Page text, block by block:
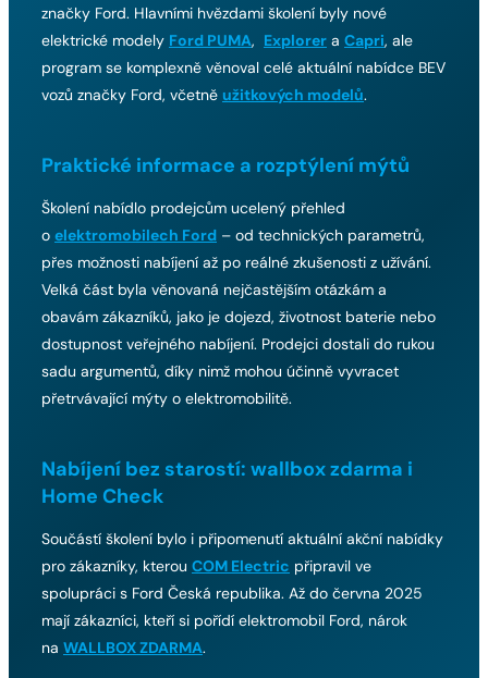
značky Ford. Hlavními hvězdami školení byly nové
elektrické modely Ford PUMA, Explorer a Capri, ale
program se komplexně věnoval celé aktuální nabídce BEV
vozů značky Ford, včetně užitkových modelů.
Praktické informace a rozptýlení mýtů
Školení nabídlo prodejcům ucelený přehled
o elektromobilech Ford – od technických parametrů,
přes možnosti nabíjení až po reálné zkušenosti z užívání.
Velká část byla věnovaná nejčastějším otázkám a
obavám zákazníků, jako je dojezd, životnost baterie nebo
dostupnost veřejného nabíjení. Prodejci dostali do rukou
sadu argumentů, díky nimž mohou účinně vyvracet
přetrvávající mýty o elektromobilitě.
Nabíjení bez starostí: wallbox zdarma i
Home Check
Součástí školení bylo i připomenutí aktuální akční nabídky
pro zákazníky, kterou COM Electric připravil ve
spolupráci s Ford Česká republika. Až do června 2025
mají zákazníci, kteří si pořídí elektromobil Ford, nárok
na WALLBOX ZDARMA.